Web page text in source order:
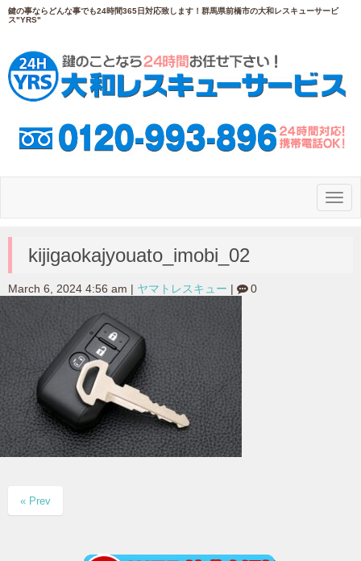
鍵の事ならどんな事でも24時間365日対応致します！群馬県前橋市の大和レスキューサービ
ス"YRS"
N
a
kijigaokajyouato_imobi_02
March 6, 2024 4:56 am ヤマトレスキュー 0
« Prev